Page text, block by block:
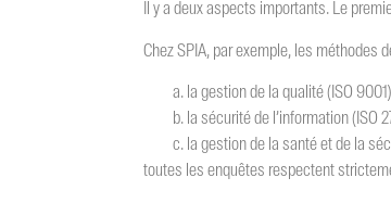
Il y a deux aspects importants. Le
Chez SPIA, par exemple, les
la gestion de la qualité (ISO
la sécurité de l’information (ISO
la gestion de la santé et de la
toutes les enquêtes respectent